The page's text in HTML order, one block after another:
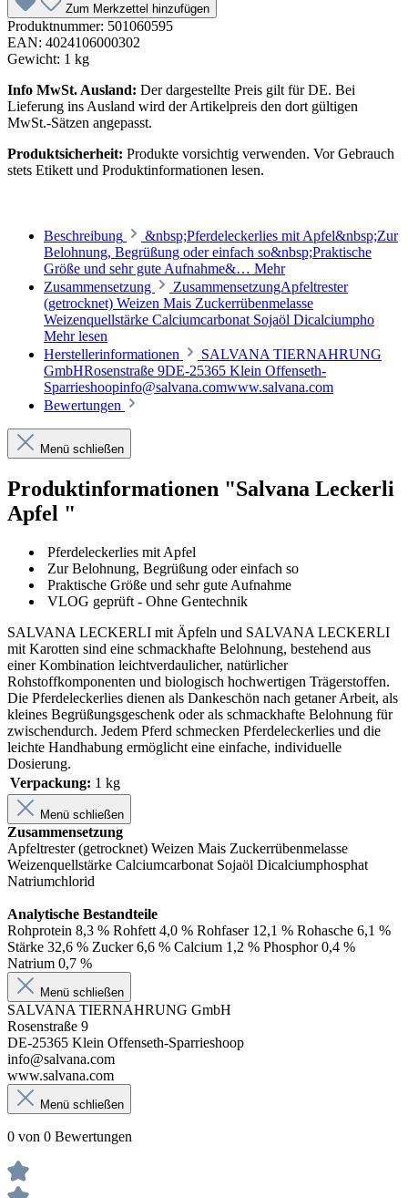
Zum Merkzettel hinzufügen
Produktnummer: 501060595
EAN: 4024106000302
Gewicht: 1 kg
Info MwSt. Ausland: Der dargestellte Preis gilt für DE. Bei
Lieferung ins Ausland wird der Artikelpreis den dort gültigen
MwSt.-Sätzen angepasst.
Produktsicherheit: Produkte vorsichtig verwenden. Vor Gebrauch
stets Etikett und Produktinformationen lesen.
Beschreibung
&nbsp;Pferdeleckerlies mit Apfel&nbsp;Zur
Belohnung, Begrüßung oder einfach so&nbsp;Praktische
Größe und sehr gute Aufnahme&… Mehr
Zusammensetzung
ZusammensetzungApfeltrester
(getrocknet) Weizen Mais Zuckerrübenmelasse
Weizenquellstärke Calciumcarbonat Sojaöl Dicalciumpho
Mehr lesen
Herstellerinformationen
SALVANA TIERNAHRUNG
GmbHRosenstraße 9DE-25365 Klein Offenseth-
Sparrieshoopinfo@salvana.comwww.salvana.com
Bewertungen
Menü schließen
Produktinformationen "Salvana Leckerli
Apfel "
Pferdeleckerlies mit Apfel
Zur Belohnung, Begrüßung oder einfach so
Praktische Größe und sehr gute Aufnahme
VLOG geprüft - Ohne Gentechnik
SALVANA LECKERLI mit Äpfeln und SALVANA LECKERLI
mit Karotten sind eine schmackhafte Belohnung, bestehend aus
einer Kombination leichtverdaulicher, natürlicher
Rohstoffkomponenten und biologisch hochwertigen Trägerstoffen.
Die Pferdeleckerlies dienen als Dankeschön nach getaner Arbeit, als
kleines Begrüßungsgeschenk oder als schmackhafte Belohnung für
zwischendurch. Jedem Pferd schmecken Pferdeleckerlies und die
leichte Handhabung ermöglicht eine einfache, individuelle
Dosierung.
Verpackung: 1 kg
Menü schließen
Zusammensetzung
Apfeltrester (getrocknet) Weizen Mais Zuckerrübenmelasse
Weizenquellstärke Calciumcarbonat Sojaöl Dicalciumphosphat
Natriumchlorid
Analytische Bestandteile
Rohprotein 8,3 % Rohfett 4,0 % Rohfaser 12,1 % Rohasche 6,1 %
Stärke 32,6 % Zucker 6,6 % Calcium 1,2 % Phosphor 0,4 %
Natrium 0,7 %
Menü schließen
SALVANA TIERNAHRUNG GmbH
Rosenstraße 9
DE-25365 Klein Offenseth-Sparrieshoop
info@salvana.com
www.salvana.com
Menü schließen
0 von 0 Bewertungen